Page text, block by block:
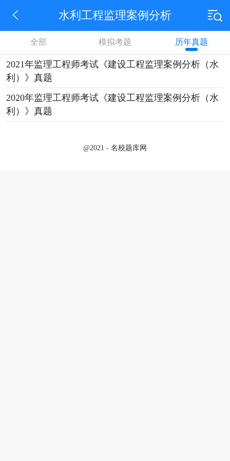
水利工程监理案例分析
全部 模拟考题 历年真题
2021年监理工程师考试《建设工程监理案例分析（水
利）》真题
2020年监理工程师考试《建设工程监理案例分析（水
利）》真题
@2021 - 名校题库网